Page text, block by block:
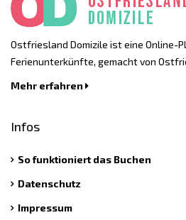
Ostfriesland Domizile ist eine Online-
Ferienunterkünfte, gemacht von
Mehr erfahren
Infos
So funktioniert das Buchen
Datenschutz
Impressum